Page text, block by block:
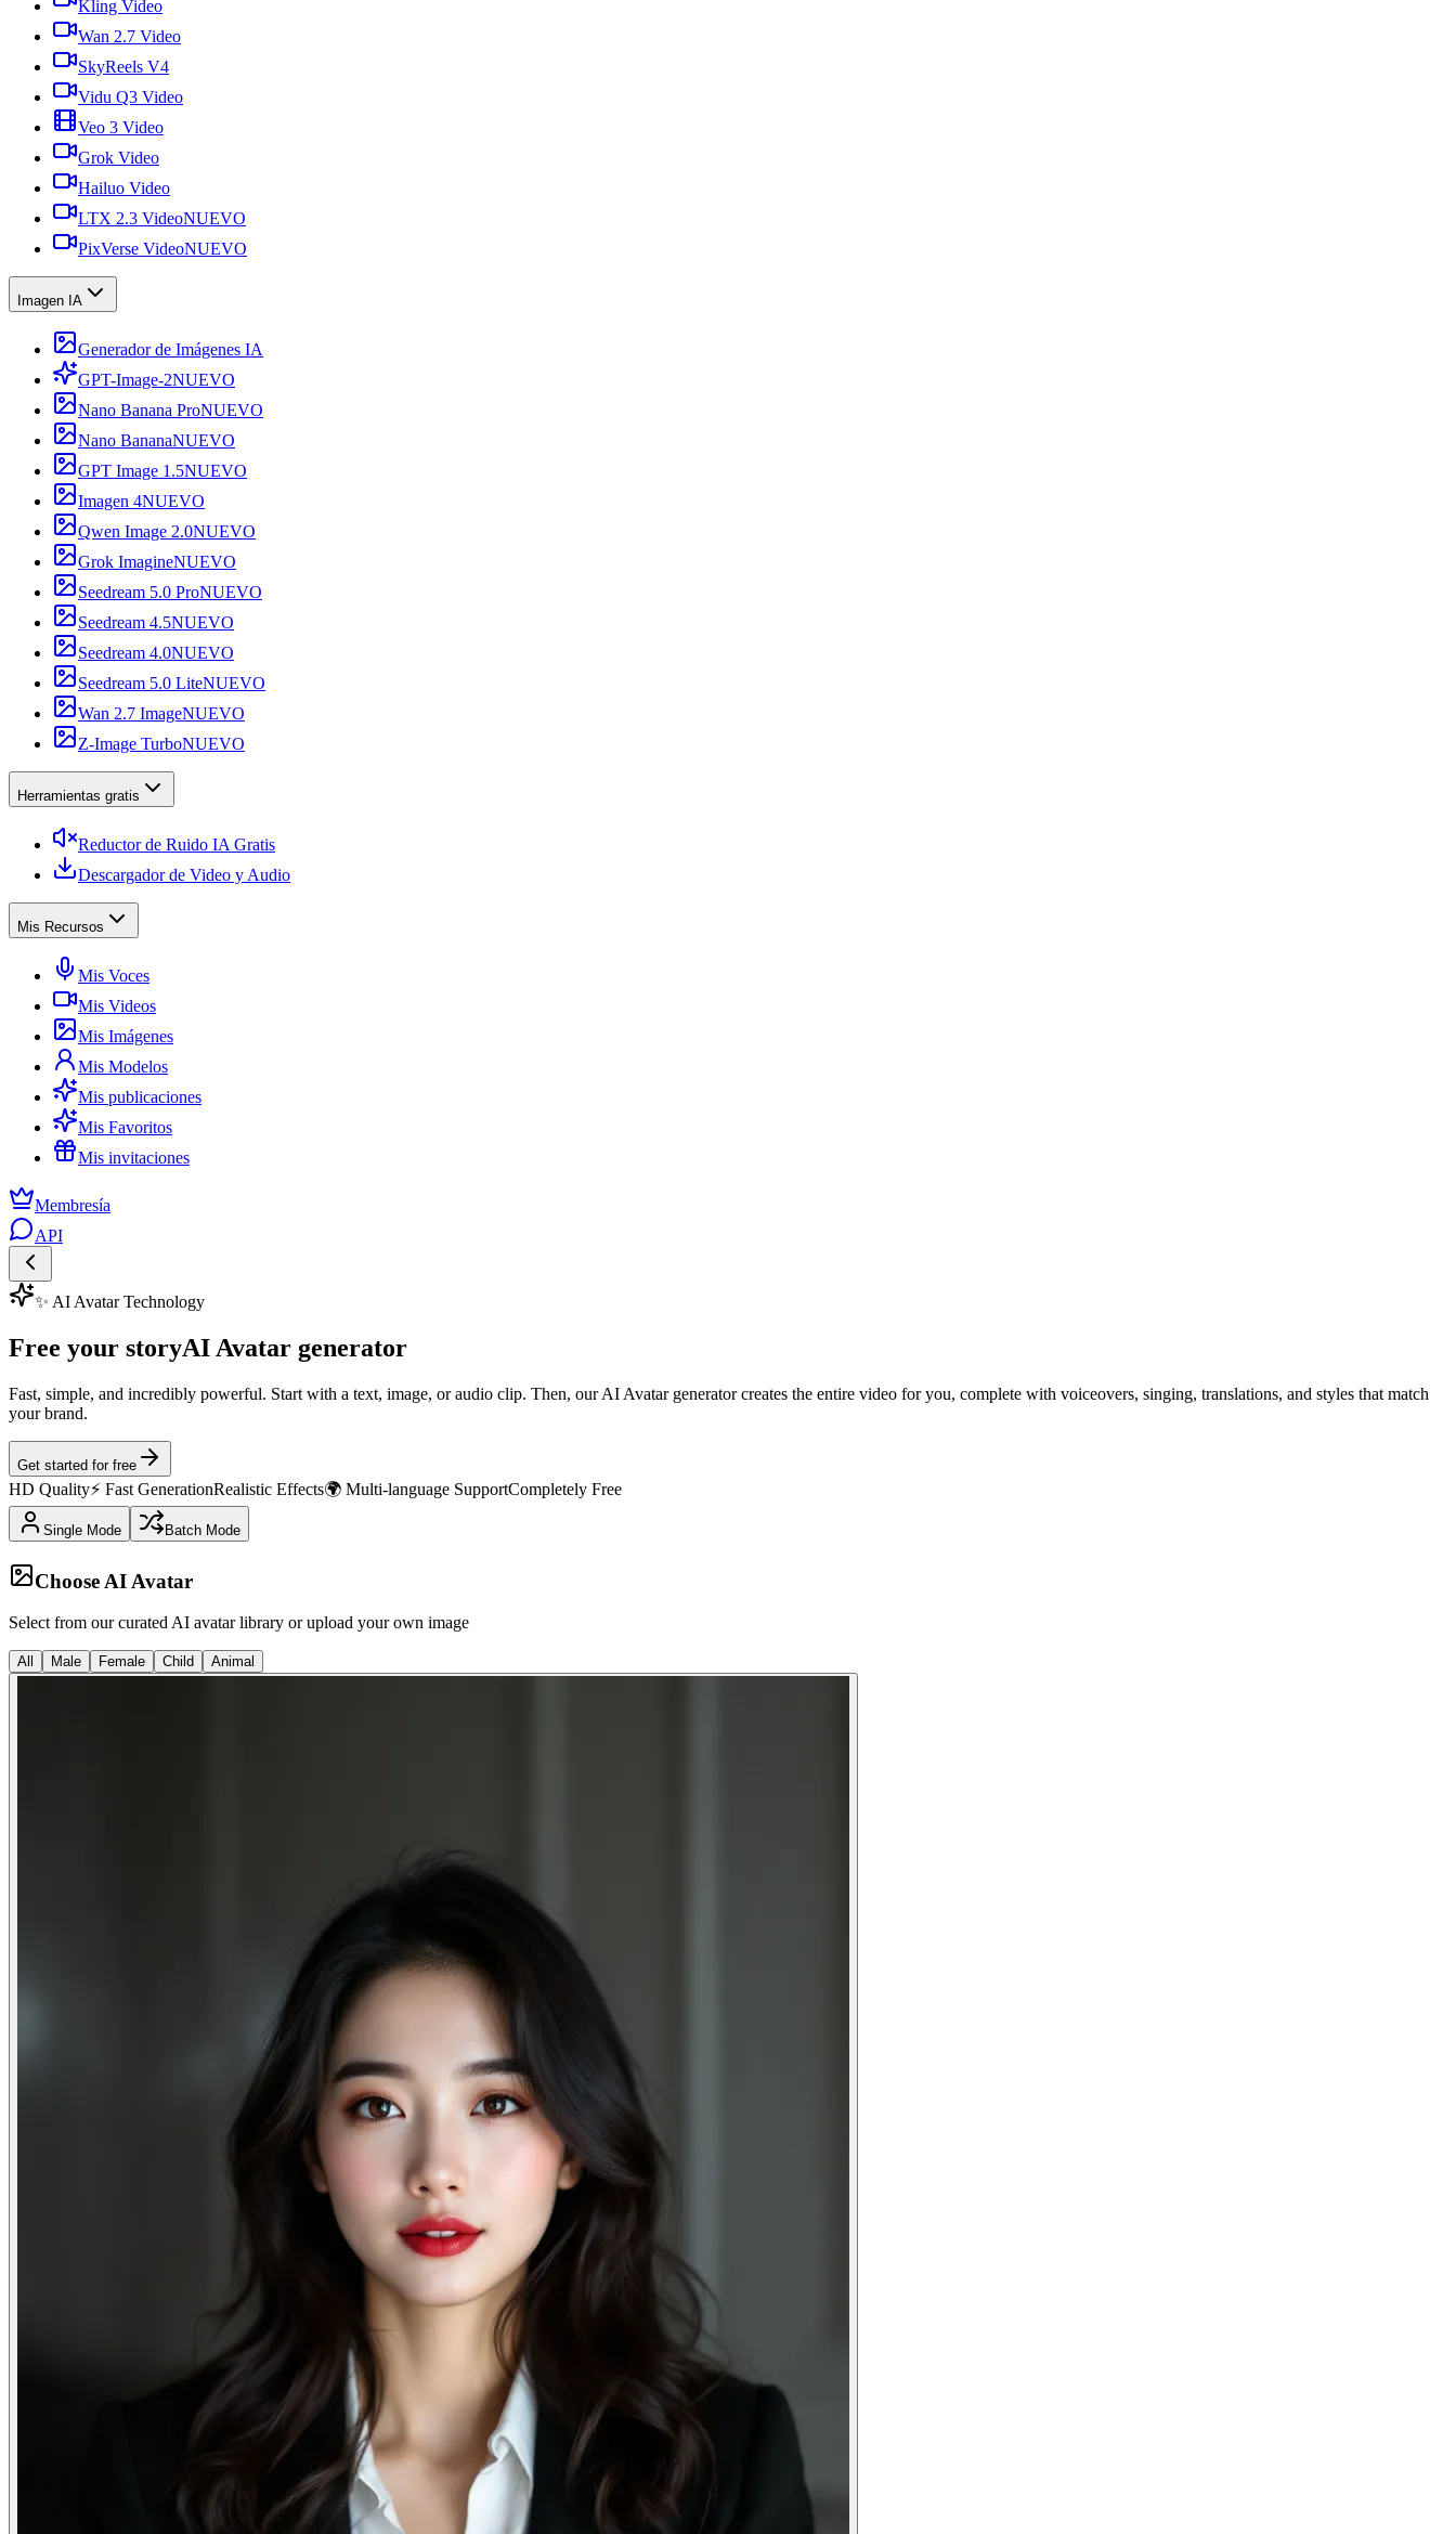
Kling Video
Wan 2.7 Video
SkyReels V4
Vidu Q3 Video
Veo 3 Video
Grok Video
Hailuo Video
LTX 2.3 VideoNUEVO
PixVerse VideoNUEVO
Imagen IA
Generador de Imágenes IA
GPT-Image-2NUEVO
Nano Banana ProNUEVO
Nano BananaNUEVO
GPT Image 1.5NUEVO
Imagen 4NUEVO
Qwen Image 2.0NUEVO
Grok ImagineNUEVO
Seedream 5.0 ProNUEVO
Seedream 4.5NUEVO
Seedream 4.0NUEVO
Seedream 5.0 LiteNUEVO
Wan 2.7 ImageNUEVO
Z-Image TurboNUEVO
Herramientas gratis
Reductor de Ruido IA Gratis
Descargador de Video y Audio
Mis Recursos
Mis Voces
Mis Videos
Mis Imágenes
Mis Modelos
Mis publicaciones
Mis Favoritos
Mis invitaciones
Membresía
API
✨ AI Avatar Technology
Free your storyAI Avatar generator
Fast, simple, and incredibly powerful. Start with a text, image, or audio clip. Then, our AI Avatar generator creates the entire video for you, complete with voiceovers, singing, translations, and styles that match
your brand.
Get started for free
HD Quality⚡ Fast GenerationRealistic Effects🌍 Multi-language SupportCompletely Free
Single Mode Batch Mode
Choose AI Avatar
Select from our curated AI avatar library or upload your own image
All Male Female Child Animal